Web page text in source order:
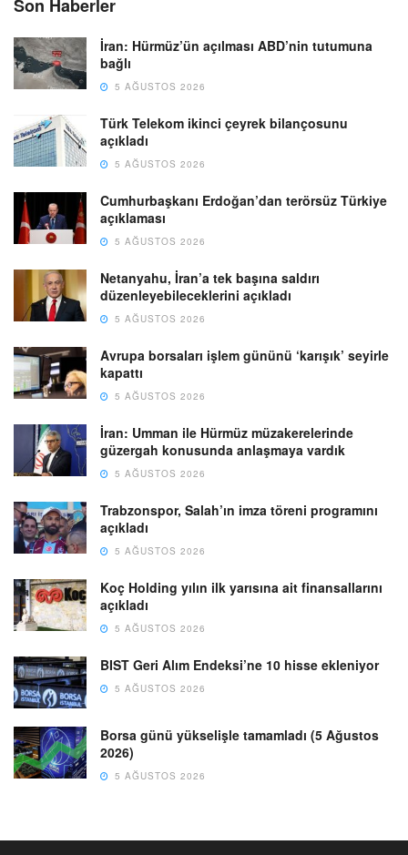
Son Haberler
İran: Hürmüz’ün açılması ABD’nin tutumuna
bağlı
5 AĞUSTOS 2026
Türk Telekom ikinci çeyrek bilançosunu
açıkladı
5 AĞUSTOS 2026
Cumhurbaşkanı Erdoğan’dan terörsüz Türkiye
açıklaması
5 AĞUSTOS 2026
Netanyahu, İran’a tek başına saldırı
düzenleyebileceklerini açıkladı
5 AĞUSTOS 2026
Avrupa borsaları işlem gününü ‘karışık’ seyirle
kapattı
5 AĞUSTOS 2026
İran: Umman ile Hürmüz müzakerelerinde
güzergah konusunda anlaşmaya vardık
5 AĞUSTOS 2026
Trabzonspor, Salah’ın imza töreni programını
açıkladı
5 AĞUSTOS 2026
Koç Holding yılın ilk yarısına ait finansallarını
açıkladı
5 AĞUSTOS 2026
BIST Geri Alım Endeksi’ne 10 hisse ekleniyor
5 AĞUSTOS 2026
Borsa günü yükselişle tamamladı (5 Ağustos
2026)
5 AĞUSTOS 2026